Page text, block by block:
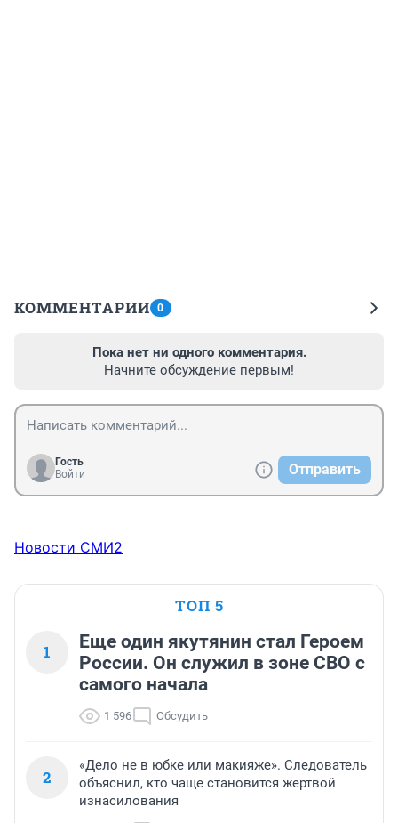
КОММЕНТАРИИ 0
Пока нет ни одного комментария.
Начните обсуждение первым!
Гость
Войти
Отправить
Новости СМИ2
ТОП 5
1
Еще один якутянин стал Героем
России. Он служил в зоне СВО с
самого начала
1 596 Обсудить
2
«Дело не в юбке или макияже». Следователь
объяснил, кто чаще становится жертвой
изнасилования